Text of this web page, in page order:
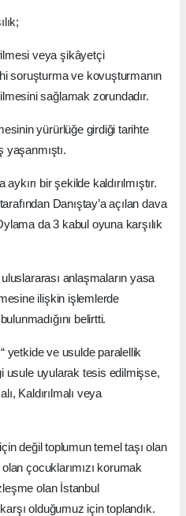
veya şikâyetçi
soruşturma ve kovuşturmanın
sağlamak zorundadır.
yürürlüğe girdiği tarihte
yaşanmıştı.
bir şekilde kaldırılmıştır.
Danıştay’a açılan dava
da 3 kabul oyuna karşılık
anlaşmaların yasa
ilişkin işlemlerde
belirtti.
yetkide ve usulde paralellik
usule uyularak tesis edilmişse,
Kaldırılmalı veya
değil toplumun temel taşı olan
çocuklarımızı korumak
olan İstanbul
olduğumuz için toplandık.